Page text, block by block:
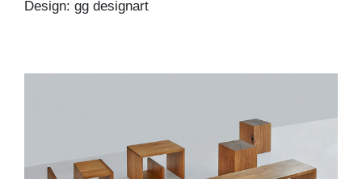
Design: gg designart